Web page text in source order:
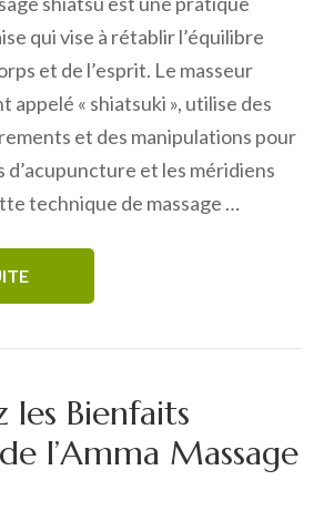
qui vise à rétablir l’équilibre
et de l’esprit. Le masseur
appelé « shiatsuki », utilise des
et des manipulations pour
d’acupuncture et les méridiens
technique de massage …
les Bienfaits
l’Amma Massage